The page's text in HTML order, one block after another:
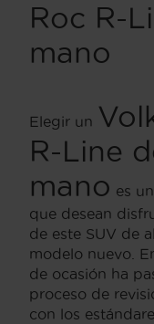
Roc R-
mano
Elegir un
R-Line
mano es
que desean
de este SUV de
modelo nuevo.
de ocasión ha
proceso de
con los